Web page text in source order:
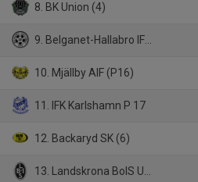
8. BK Union (4)
9. Belganet-Hallabro IF (6)
10. Mjällby AIF (P16)
11. IFK Karlshamn P 17
12. Backaryd SK (6)
13. Landskrona BoIS U19